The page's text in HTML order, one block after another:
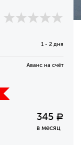
1 - 2 дня
Аванс на счёт
345 Р
в месяц